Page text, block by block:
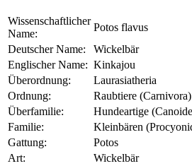
Wissenschaftlicher
Name:
Potos flavus
Deutscher Name:
Wickelbär
Englischer Name: Kinkajou
Überordnung:
Laurasiatheria
Ordnung:
Raubtiere (Carnivora)
Überfamilie:
Hundeartige
Familie:
Kleinbären
Gattung:
Potos
Art:
Wickelbär